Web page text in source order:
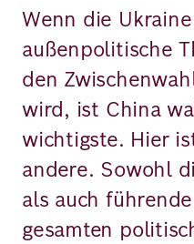
Wenn die
außenpolitische
den
wird, ist China
wichtigste. Hier
andere. Sowohl
als auch
gesamten